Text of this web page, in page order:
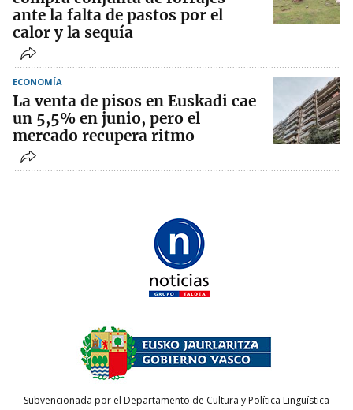
ante la falta de pastos por el
calor y la sequía
ECONOMÍA
La venta de pisos en Euskadi cae
un 5,5% en junio, pero el
mercado recupera ritmo
Subvencionada por el Departamento de Cultura y Política Lingüística